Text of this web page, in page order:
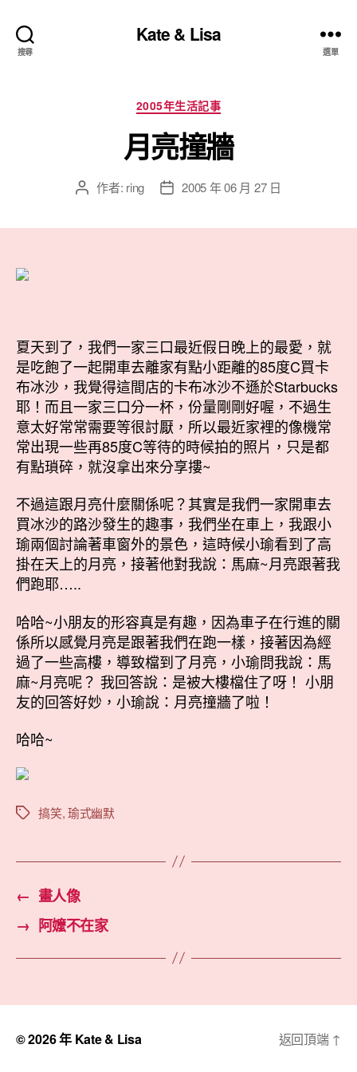
搜尋
Kate & Lisa
選單
分
類
2005年生活記事
月亮撞牆
文 作者: ring
文 2005 年 06 月 27 日
夏天到了，我們一家三口最近假日晚上的最愛，就
是吃飽了一起開車去離家有點小距離的85度C買卡
布冰沙，我覺得這間店的卡布冰沙不遜於Starbucks
耶！而且一家三口分一杯，份量剛剛好喔，不過生
意太好常常需要等很討厭，所以最近家裡的像機常
常出現一些再85度C等待的時候拍的照片，只是都
有點瑣碎，就沒拿出來分享摟~
不過這跟月亮什麼關係呢？其實是我們一家開車去
買冰沙的路沙發生的趣事，我們坐在車上，我跟小
瑜兩個討論著車窗外的景色，這時候小瑜看到了高
掛在天上的月亮，接著他對我說：馬麻~月亮跟著我
們跑耶…..
哈哈~小朋友的形容真是有趣，因為車子在行進的關
係所以感覺月亮是跟著我們在跑一樣，接著因為經
過了一些高樓，導致檔到了月亮，小瑜問我說：馬
麻~月亮呢？ 我回答說：是被大樓檔住了呀！ 小朋
友的回答好妙，小瑜說：月亮撞牆了啦！
哈哈~
標
搞笑,瑜式幽默
← 畫人像
→ 阿嬤不在家
© 2026 年 Kate & Lisa 返回頂端 ↑